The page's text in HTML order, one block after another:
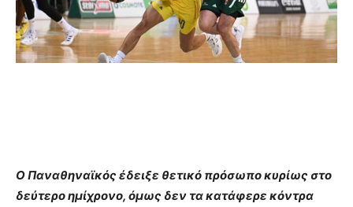
Ο Παναθηναϊκός έδειξε θετικό πρόσωπο κυρίως στο
δεύτερο ημίχρονο, όμως δεν τα κατάφερε κόντρα